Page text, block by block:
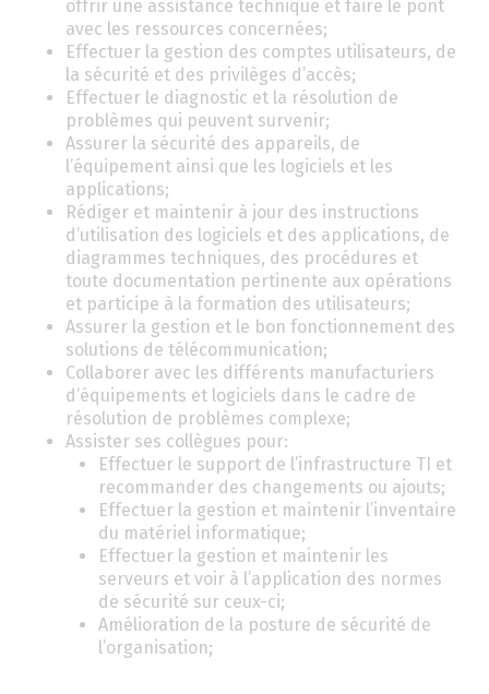
offrir une assistance technique et faire le pont
avec les ressources concernées;
Effectuer la gestion des comptes utilisateurs, de
la sécurité et des privilèges d’accès;
Effectuer le diagnostic et la résolution de
problèmes qui peuvent survenir;
Assurer la sécurité des appareils, de
l’équipement ainsi que les logiciels et les
applications;
Rédiger et maintenir à jour des instructions
d’utilisation des logiciels et des applications, de
diagrammes techniques, des procédures et
toute documentation pertinente aux opérations
et participe à la formation des utilisateurs;
Assurer la gestion et le bon fonctionnement des
solutions de télécommunication;
Collaborer avec les différents manufacturiers
d’équipements et logiciels dans le cadre de
résolution de problèmes complexe;
Assister ses collègues pour:
Effectuer le support de l’infrastructure TI et
recommander des changements ou ajouts;
Effectuer la gestion et maintenir l’inventaire
du matériel informatique;
Effectuer la gestion et maintenir les
serveurs et voir à l’application des normes
de sécurité sur ceux-ci;
Amélioration de la posture de sécurité de
l’organisation;